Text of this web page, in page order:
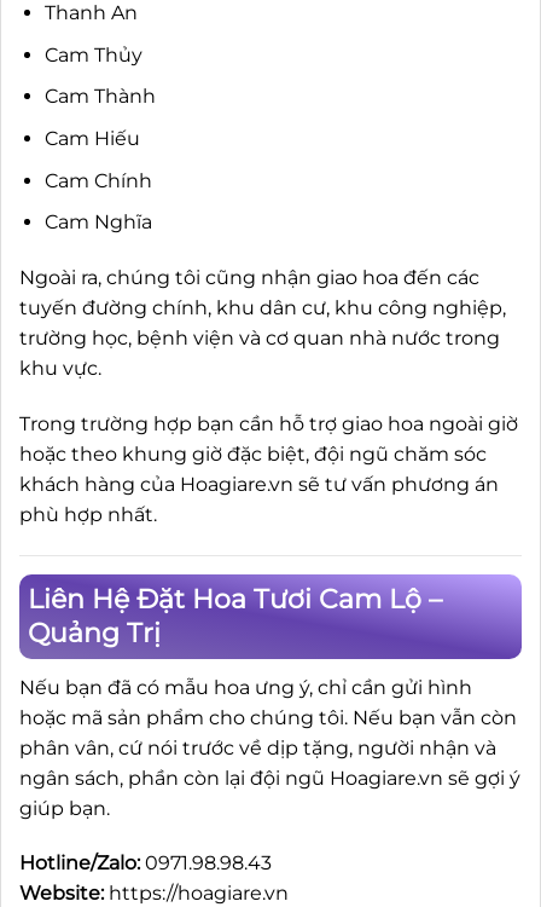
Thanh An
Cam Thủy
Cam Thành
Cam Hiếu
Cam Chính
Cam Nghĩa
Ngoài ra, chúng tôi cũng nhận giao hoa đến các
tuyến đường chính, khu dân cư, khu công nghiệp,
trường học, bệnh viện và cơ quan nhà nước trong
khu vực.
Trong trường hợp bạn cần hỗ trợ giao hoa ngoài giờ
hoặc theo khung giờ đặc biệt, đội ngũ chăm sóc
khách hàng của Hoagiare.vn sẽ tư vấn phương án
phù hợp nhất.
Liên Hệ Đặt Hoa Tươi Cam Lộ –
Quảng Trị
Nếu bạn đã có mẫu hoa ưng ý, chỉ cần gửi hình
hoặc mã sản phẩm cho chúng tôi. Nếu bạn vẫn còn
phân vân, cứ nói trước về dịp tặng, người nhận và
ngân sách, phần còn lại đội ngũ Hoagiare.vn sẽ gợi ý
giúp bạn.
Hotline/Zalo:0971.98.98.43
Website: https://hoagiare.vn